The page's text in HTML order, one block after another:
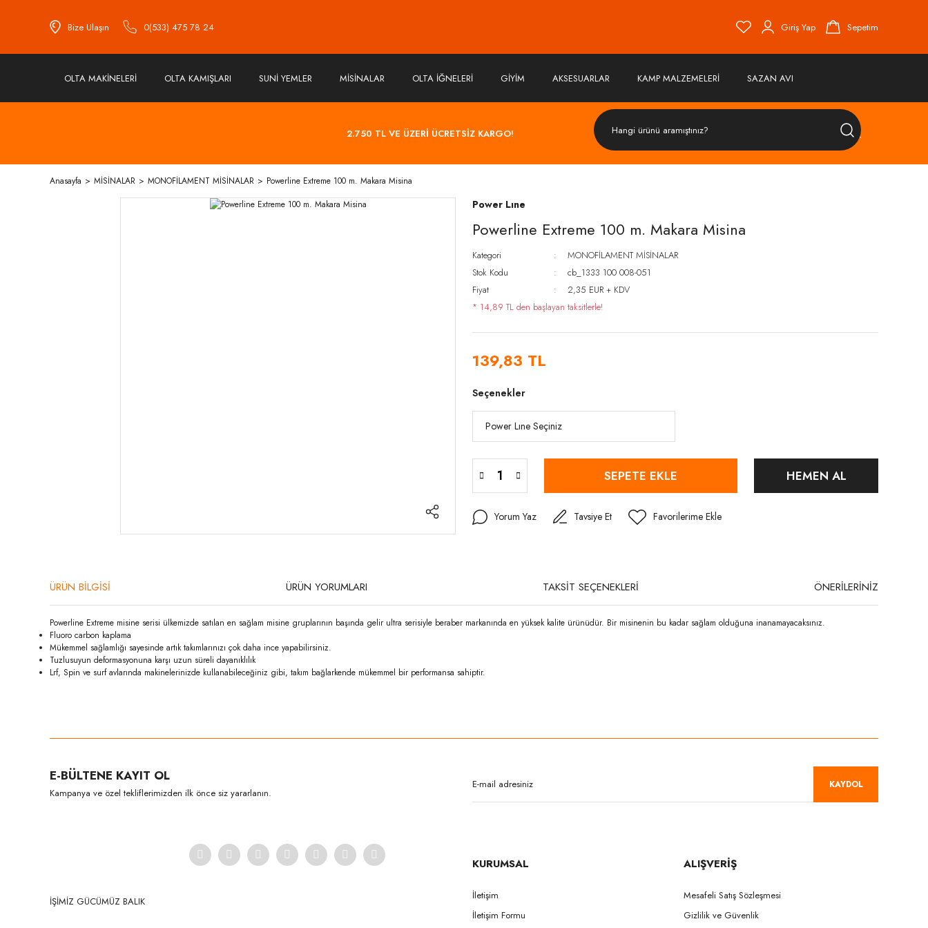
Bize Ulaşın 0(533) 475 78 24 Giriş Yap Sepetim
OLTA MAKİNELERİ OLTA KAMIŞLARI SUNİ YEMLER MİSİNALAR OLTA İĞNELERİ GİYİM AKSESUARLAR KAMP MALZEMELERİ SAZAN AVI
2.750 TL VE ÜZERİ ÜCRETSİZ KARGO!
ÜRÜN
Anasayfa MİSİNALAR MONOFİLAMENT MİSİNALAR Powerline Extreme 100 m. Makara Misina
Power Lıne
Powerline Extreme 100 m. Makara Misina
Kategori
MONOFİLAMENT MİSİNALAR
Stok Kodu
cb_1333 100 008-051
Fiyat
2,35 EUR + KDV
* 14,89 TL den başlayan taksitlerle!
139,83 TL
Seçenekler
SEPETE EKLE HEMEN AL
Yorum Yaz Tavsiye Et
ÜRÜN BİLGİSİ ÜRÜN YORUMLARI TAKSİT SEÇENEKLERİ ÖNERİLERİNİZ
Powerline Extreme misine serisi ülkemizde satılan en sağlam misine gruplarının başında gelir ultra serisiyle beraber markanında en yüksek kalite ürünüdür. Bir misinenin bu kadar sağlam olduğuna inanamayacaksınız.
Fluoro carbon kaplama
Mükemmel sağlamlığı sayesinde artık takımlarınızı çok daha ince yapabilirsiniz.
Tuzlusuyun deformasyonuna karşı uzun süreli dayanıklılık
Lrf, Spin ve surf avlarında makinelerinizde kullanabileceğiniz gibi, takım bağlarkende mükemmel bir performansa sahiptir.
Ürün açıklamasında eksik bilgiler bulunuyor.
Ürün bilgilerinde hatalar bulunuyor.
E-BÜLTENE KAYIT OL
Kampanya ve özel tekliflerimizden ilk önce siz yararlanın.
KAYDOL
İŞİMİZ GÜCÜMÜZ BALIK
KURUMSAL
İletişim
İletişim Formu
ALIŞVERİŞ
Mesafeli Satış Sözleşmesi
Gizlilik ve Güvenlik